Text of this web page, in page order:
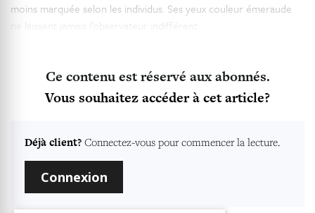
moins marquée selon les individus. Ses yeux couleur émeraude
ne laissent jamais l’observateur indifférent.
Ce contenu est réservé aux abonnés.
Vous souhaitez accéder à cet article?
Déjà client? Connectez-vous pour commencer la lecture.
Connexion